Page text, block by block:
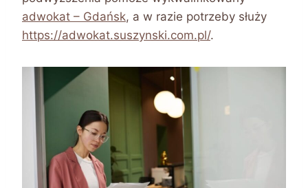
adwokat – Gdańsk, a w razie potrzeby służy
https://adwokat.suszynski.com.pl/.